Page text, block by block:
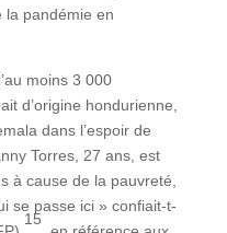
la pandémie en
moins 3 000
d’origine hondurienne,
dans l’espoir de
Torres, 27 ans, est
à cause de la pauvreté,
se passe ici » confiait-t-
15